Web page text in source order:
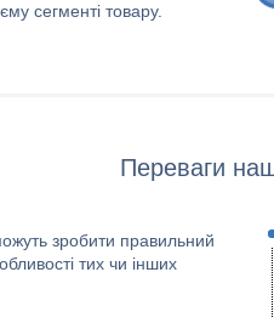
сегменті товару.
Переваги
зробити правильний
тих чи інших